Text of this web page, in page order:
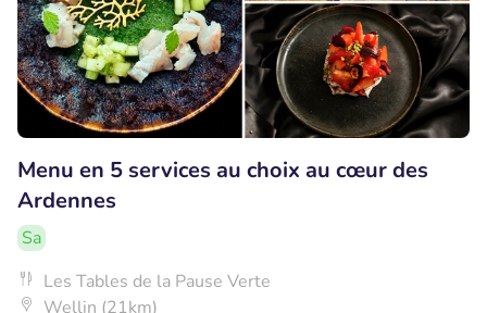
Menu en 5 services au choix au cœur des
Ardennes
Sa
Les Tables de la Pause Verte
Wellin (21km)